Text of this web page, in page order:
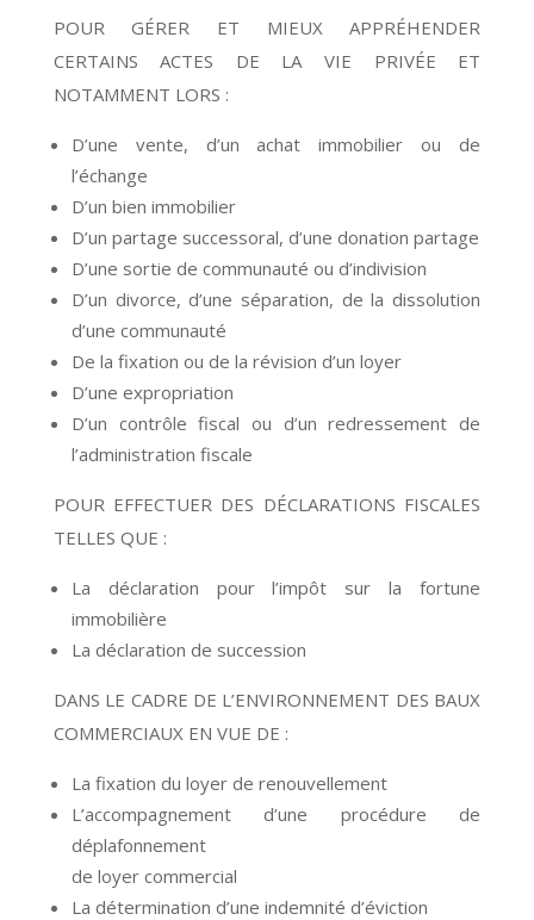
POUR GÉRER ET MIEUX APPRÉHENDER
CERTAINS ACTES DE LA VIE PRIVÉE ET
NOTAMMENT LORS :
D’une vente, d’un achat immobilier ou de
l’échange
D’un bien immobilier
D’un partage successoral, d’une donation partage
D’une sortie de communauté ou d’indivision
D’un divorce, d’une séparation, de la dissolution
d’une communauté
De la fixation ou de la révision d’un loyer
D’une expropriation
D’un contrôle fiscal ou d’un redressement de
l’administration fiscale
POUR EFFECTUER DES DÉCLARATIONS FISCALES
TELLES QUE :
La déclaration pour l’impôt sur la fortune
immobilière
La déclaration de succession
DANS LE CADRE DE L’ENVIRONNEMENT DES BAUX
COMMERCIAUX EN VUE DE :
La fixation du loyer de renouvellement
L’accompagnement d’une procédure de
déplafonnement
de loyer commercial
La détermination d’une indemnité d’éviction